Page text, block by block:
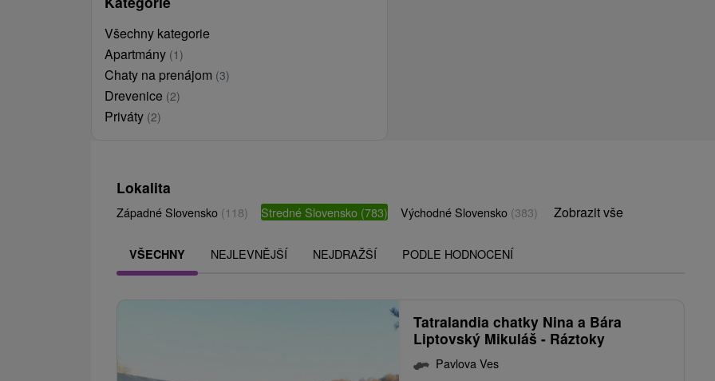
Všechny kategorie
Apartmány (1)
Chaty na prenájom (3)
Drevenice (2)
Priváty (2)
Lokalita
Západné Slovensko (118) Stredné Slovensko (783) Východné Slovensko (383) Zobrazit vše
VŠECHNY NEJLEVNĚJŠÍ NEJDRAŽŠÍ PODLE HODNOCENÍ
Tatralandia chatky Nina a Bára
Liptovský Mikuláš - Ráztoky
Pavlova Ves